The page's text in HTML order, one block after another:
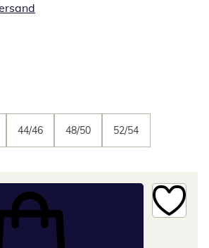
44/46 48/50 52/54